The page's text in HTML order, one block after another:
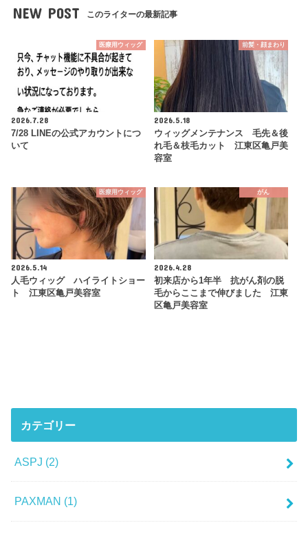
NEW POST このライターの最新記事
医療用ウィッグ
2026.7.28
7/28 LINEの公式アカウントにつ
いて
前髪・顔まわり
2026.5.18
ウィッグメンテナンス 毛先＆後
れ毛＆枝毛カット 江東区亀戸美
容室
医療用ウィッグ
2026.5.14
人毛ウィッグ ハイライトショー
ト 江東区亀戸美容室
がん
2026.4.28
初来店から1年半 抗がん剤の脱
毛からここまで伸びました 江東
区亀戸美容室
カテゴリー
ASPJ (2)
PAXMAN (1)